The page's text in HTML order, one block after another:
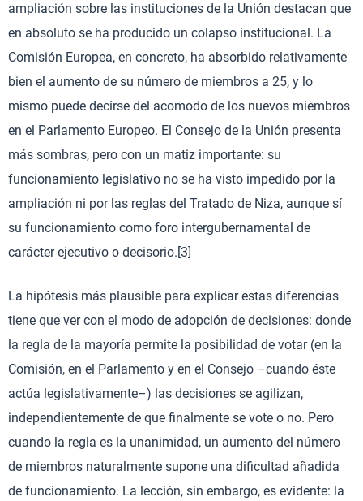
ampliación sobre las instituciones de la Unión destacan que
en absoluto se ha producido un colapso institucional. La
Comisión Europea, en concreto, ha absorbido relativamente
bien el aumento de su número de miembros a 25, y lo
mismo puede decirse del acomodo de los nuevos miembros
en el Parlamento Europeo. El Consejo de la Unión presenta
más sombras, pero con un matiz importante: su
funcionamiento legislativo no se ha visto impedido por la
ampliación ni por las reglas del Tratado de Niza, aunque sí
su funcionamiento como foro intergubernamental de
carácter ejecutivo o decisorio.[3]
La hipótesis más plausible para explicar estas diferencias
tiene que ver con el modo de adopción de decisiones: donde
la regla de la mayoría permite la posibilidad de votar (en la
Comisión, en el Parlamento y en el Consejo –cuando éste
actúa legislativamente–) las decisiones se agilizan,
independientemente de que finalmente se vote o no. Pero
cuando la regla es la unanimidad, un aumento del número
de miembros naturalmente supone una dificultad añadida
de funcionamiento. La lección, sin embargo, es evidente: la